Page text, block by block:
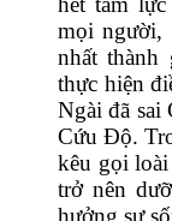
mọi người,
nhất
thực hiện
Ngài đã sai
Cứu Độ.
kêu gọi
trở nên
hưởng sự